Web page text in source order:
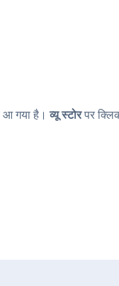
गया है।व्यू स्टोरपर